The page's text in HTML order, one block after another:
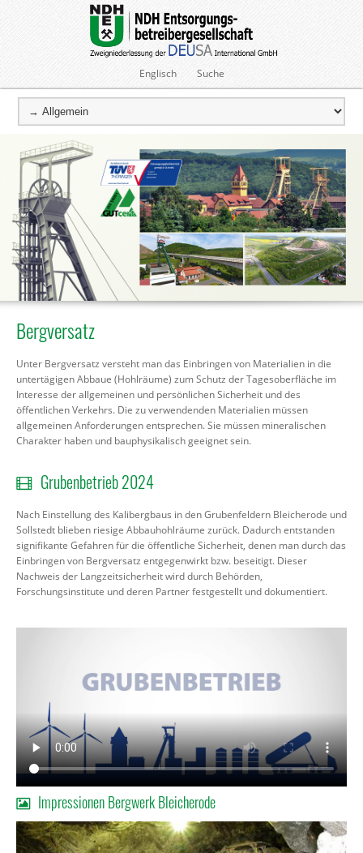
Englisch Suche
Bergversatz
Unter Bergversatz versteht man das Einbringen von Materialien in die
untertägigen Abbaue (Hohlräume) zum Schutz der Tagesoberfläche im
Interesse der allgemeinen und persönlichen Sicherheit und des
öffentlichen Verkehrs. Die zu verwendenden Materialien müssen
allgemeinen Anforderungen entsprechen. Sie müssen mineralischen
Charakter haben und bauphysikalisch geeignet sein.
Grubenbetrieb 2024
Nach Einstellung des Kalibergbaus in den Grubenfeldern Bleicherode und
Sollstedt blieben riesige Abbauhohlräume zurück. Dadurch entstanden
signifikante Gefahren für die öffentliche Sicherheit, denen man durch das
Einbringen von Bergversatz entgegenwirkt bzw. beseitigt. Dieser
Nachweis der Langzeitsicherheit wird durch Behörden,
Forschungsinstitute und deren Partner festgestellt und dokumentiert.
Impressionen Bergwerk Bleicherode